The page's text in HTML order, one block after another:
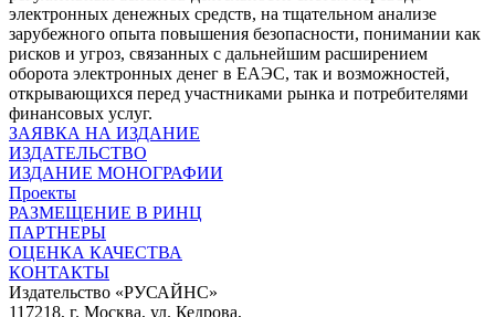
электронных денежных средств, на тщательном анализе
зарубежного опыта повышения безопасности, понимании как
рисков и угроз, связанных с дальнейшим расширением
оборота электронных денег в ЕАЭС, так и возможностей,
открывающихся перед участниками рынка и потребителями
финансовых услуг.
ЗАЯВКА НА ИЗДАНИЕ
ИЗДАТЕЛЬСТВО
ИЗДАНИЕ МОНОГРАФИИ
Проекты
РАЗМЕЩЕНИЕ В РИНЦ
ПАРТНЕРЫ
ОЦЕНКА КАЧЕСТВА
КОНТАКТЫ
Издательство «РУСАЙНС»
117218, г. Москва, ул. Кедрова,